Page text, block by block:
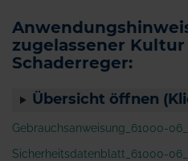
zugelassener
Schaderreger:
Übersicht öffnen
Gebrauchsanweisung_61000-
Sicherheitsdatenblatt_61000-